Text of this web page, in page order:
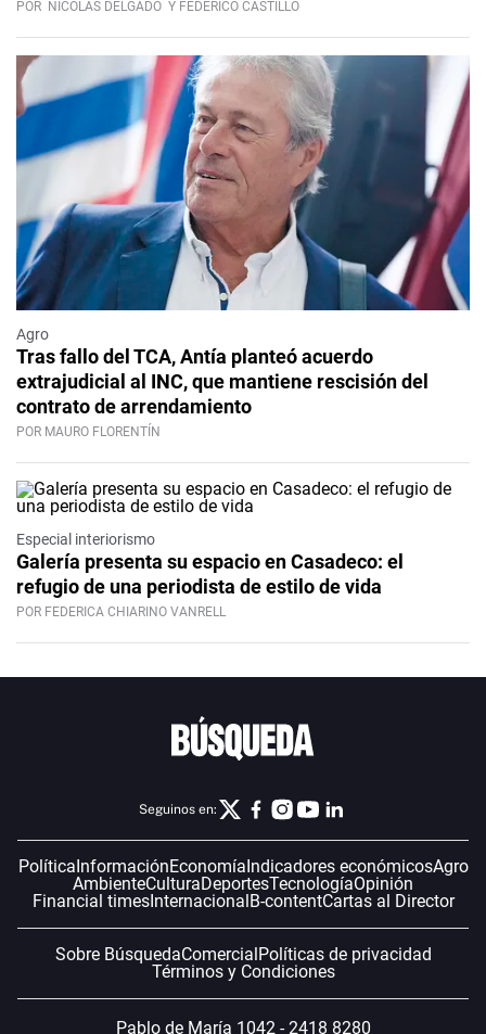
POR NICOLÁS DELGADO Y FEDERICO CASTILLO
Agro
Tras fallo del TCA, Antía planteó acuerdo
extrajudicial al INC, que mantiene rescisión del
contrato de arrendamiento
POR MAURO FLORENTÍN
Especial interiorismo
Galería presenta su espacio en Casadeco: el
refugio de una periodista de estilo de vida
POR FEDERICA CHIARINO VANRELL
Seguinos en:
PolíticaInformaciónEconomíaIndicadores económicosAgro
AmbienteCulturaDeportesTecnologíaOpinión
Financial timesInternacionalB-contentCartas al Director
Sobre BúsquedaComercialPolíticas de privacidad
Términos y Condiciones
Pablo de María 1042 - 2418 8280